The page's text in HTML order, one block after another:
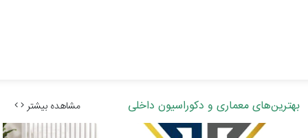
بهترین‌های معماری و دکوراسیون داخلی مشاهده بیشتر